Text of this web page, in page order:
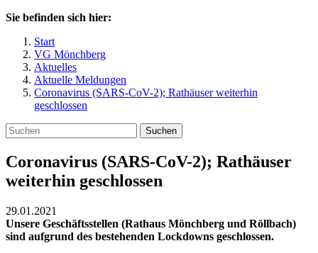
Sie befinden sich hier:
Start
VG Mönchberg
Aktuelles
Aktuelle Meldungen
Coronavirus (SARS-CoV-2); Rathäuser weiterhin
geschlossen
Suchen
Coronavirus (SARS-CoV-2); Rathäuser
weiterhin geschlossen
29.01.2021
Unsere Geschäftsstellen (Rathaus Mönchberg und Röllbach)
sind aufgrund des bestehenden Lockdowns geschlossen.